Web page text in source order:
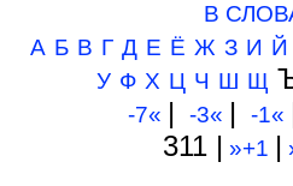
В
А Б В Г Д Е Ё Ж З И Й
У Ф Х Ц Ч Ш Щ
-7« | -3« | -1«
311 | »+1 |